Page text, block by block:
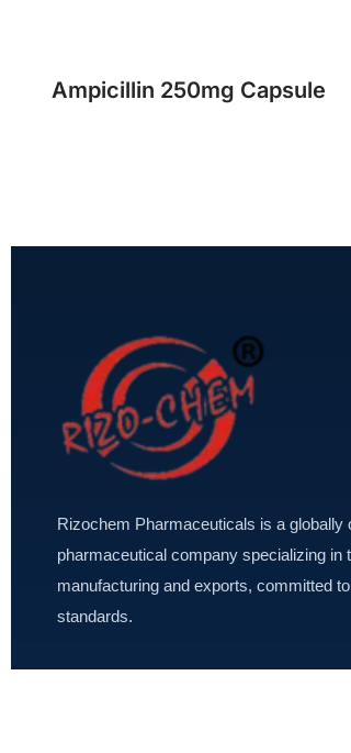
Ampicillin 250mg Capsule
Rizochem Pharmaceuticals is a globally
pharmaceutical company specializing in
manufacturing and exports, committed
standards.